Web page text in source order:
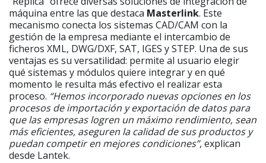
máquina entre las que destaca Masterlink. Este
mecanismo conecta los sistemas CAD/CAM con la
gestión de la empresa mediante el intercambio de
ficheros XML, DWG/DXF, SAT, IGES y STEP. Una de sus
ventajas es su versatilidad: permite al usuario elegir
qué sistemas y módulos quiere integrar y en qué
momento le resulta más efectivo el realizar esta
proceso. “Hemos incorporado nuevas opciones en los
procesos de importación y exportación de datos para
que las empresas logren un máximo rendimiento, sean
más eficientes, aseguren la calidad de sus productos y
puedan competir en mejores condiciones”, explican
desde Lantek.